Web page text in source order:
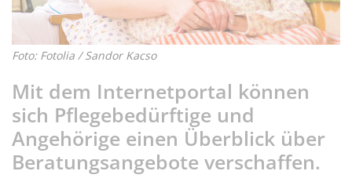
Foto: Fotolia / Sandor Kacso
Mit dem Internetportal können
sich Pflegebedürftige und
Angehörige einen Überblick über
Beratungsangebote verschaffen.